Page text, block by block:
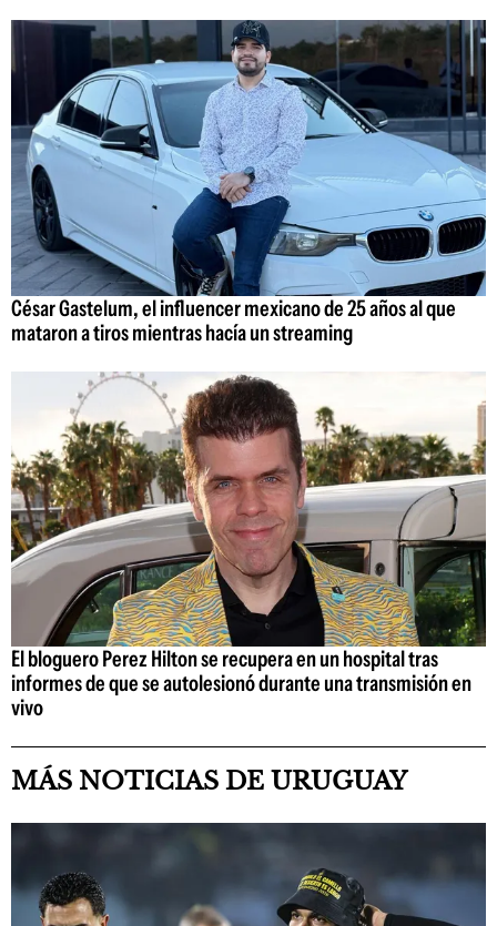
César Gastelum, el influencer mexicano de 25 años al que
mataron a tiros mientras hacía un streaming
El bloguero Perez Hilton se recupera en un hospital tras
informes de que se autolesionó durante una transmisión en
vivo
MÁS NOTICIAS DE URUGUAY